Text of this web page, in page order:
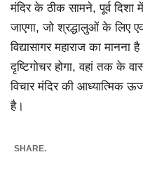
मंदिर के ठीक सामने, पूर्व दिशा
जाएगा, जो श्रद्धालुओं के लिए
विद्यासागर महाराज का
दृष्टिगोचर होगा, वहां तक के
विचार मंदिर की आध्यात्मिक
है।
SHARE.